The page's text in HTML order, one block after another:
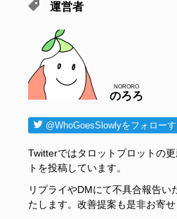
運営者
のろろ
NORORO
@WhoGoesSlowlyをフォロー
Twitterではタロットプロットの
トを投稿しています。
リプライやDMにて不具合報告
たします。改善提案も是非お寄せ